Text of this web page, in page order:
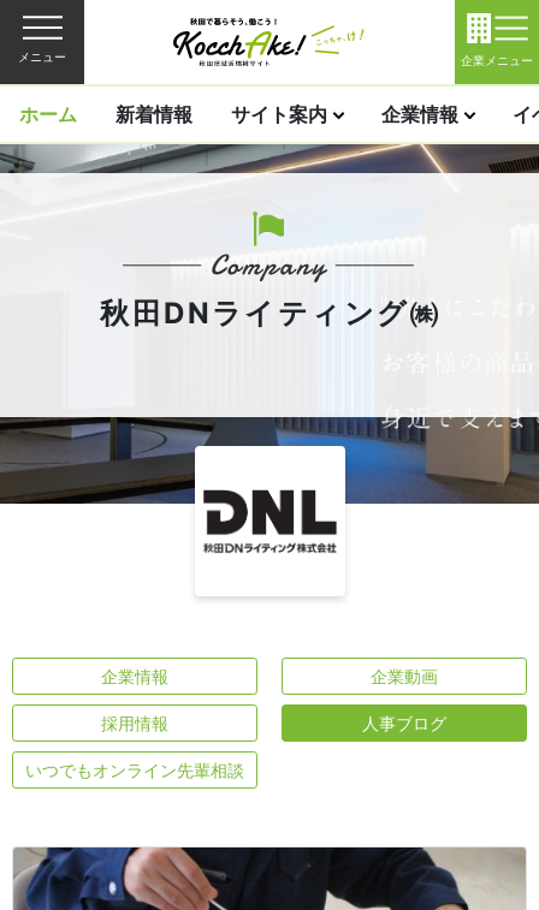
メニュー 企業メニュー
ホーム 新着情報 サイト案内 企業情報 イ
秋田DNライティング㈱
企業情報 企業動画
採用情報 人事ブログ
いつでもオンライン先輩相談